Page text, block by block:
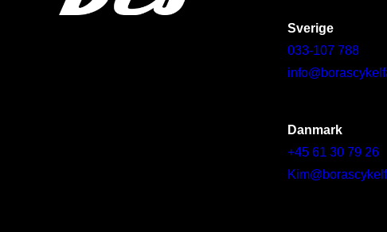
Sverige
033-107 788
Danmark
+45 61 30 79 26